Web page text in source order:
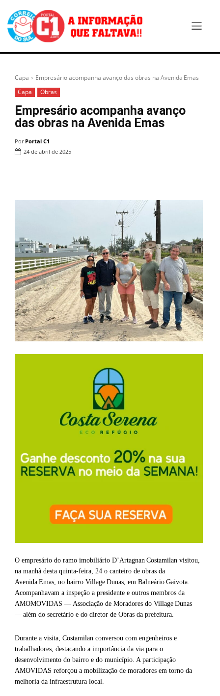
Capa
Empresário acompanha avanço das obras na Avenida Emas
Capa
Obras
Empresário acompanha avanço
das obras na Avenida Emas
Por Portal C1
24 de abril de 2025
O empresário do ramo imobiliário D’Artagnan Costamilan visitou,
na manhã desta quinta‑feira, 24 o canteiro de obras da
Avenida Emas, no bairro Village Dunas, em Balneário Gaivota.
Acompanhavam a inspeção a presidente e outros membros da
AMOMOVIDAS — Associação de Moradores do Village Dunas
— além do secretário e do diretor de Obras da prefeitura.
Durante a visita, Costamilan conversou com engenheiros e
trabalhadores, destacando a importância da via para o
desenvolvimento do bairro e do município. A participação
AMOVIDAS reforçou a mobilização de moradores em torno da
melhoria da infraestrutura local.